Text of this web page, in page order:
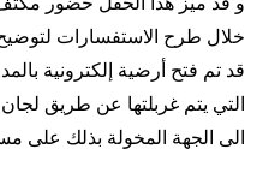
خلال طرح الاستفسارات
قد تم فتح أرضية إلكترونية
التي يتم غربلتها عن طريق
الى الجهة المخولة بذلك على